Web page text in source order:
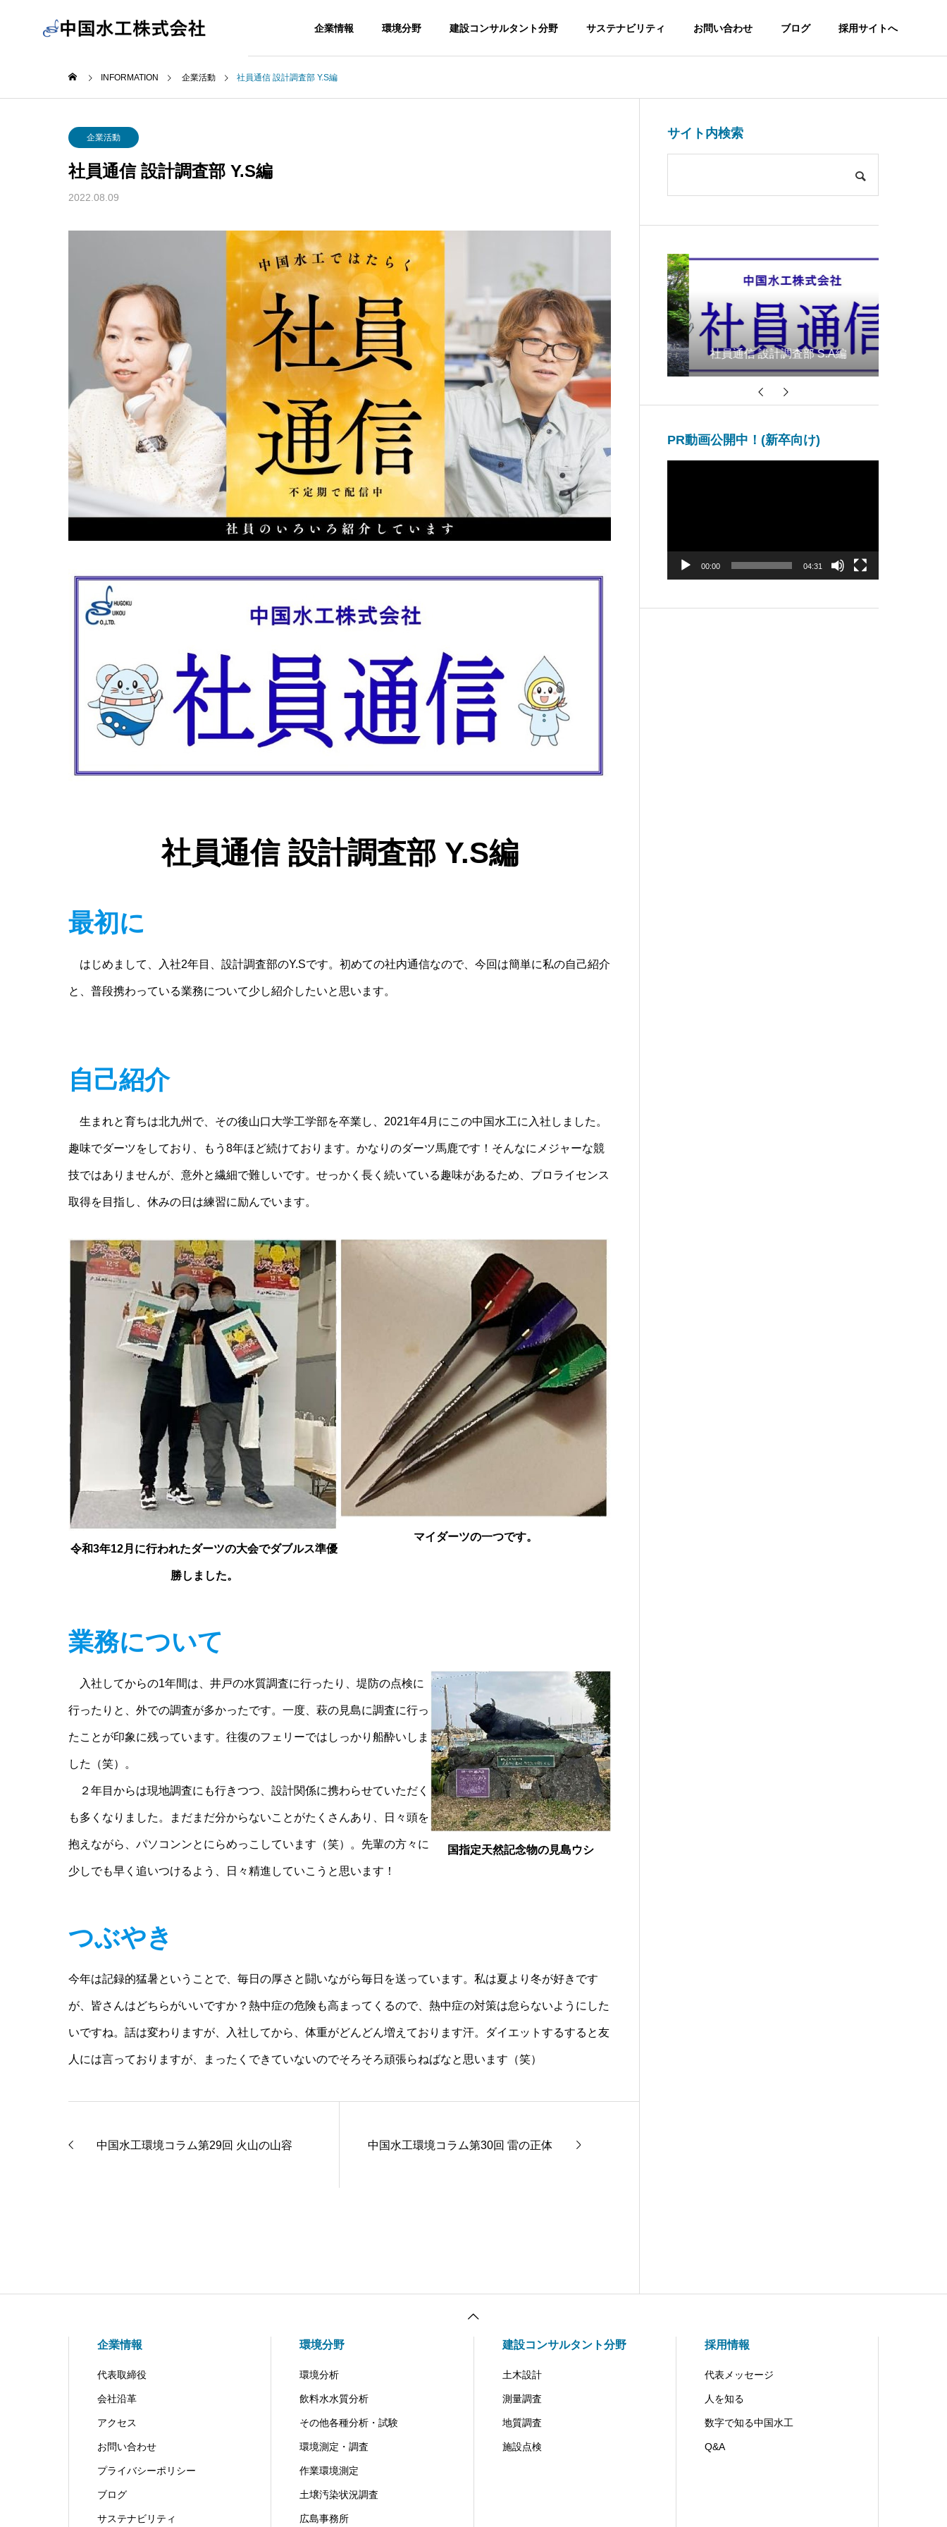
企業情報 環境分野 建設コンサルタント分野 サステナビリティ お問い合わせ ブログ 採用サイトへ
INFORMATION 企業活動 社員通信 設計調査部 Y.S編
企業活動
社員通信 設計調査部 Y.S編
2022.08.09
社員通信 設計調査部 Y.S編
最初に
はじめまして、入社2年目、設計調査部のY.Sです。初めての社内通信なので、今回は簡単に私の自己紹介
と、普段携わっている業務について少し紹介したいと思います。
自己紹介
生まれと育ちは北九州で、その後山口大学工学部を卒業し、2021年4月にこの中国水工に入社しました。
趣味でダーツをしており、もう8年ほど続けております。かなりのダーツ馬鹿です！そんなにメジャーな競
技ではありませんが、意外と繊細で難しいです。せっかく長く続いている趣味があるため、プロライセンス
取得を目指し、休みの日は練習に励んでいます。
令和3年12月に行われたダーツの大会でダブルス準優
勝しました。
マイダーツの一つです。
業務について
入社してからの1年間は、井戸の水質調査に行ったり、堤防の点検に
行ったりと、外での調査が多かったです。一度、萩の見島に調査に行っ
たことが印象に残っています。往復のフェリーではしっかり船酔いしま
した（笑）。
２年目からは現地調査にも行きつつ、設計関係に携わらせていただく
も多くなりました。まだまだ分からないことがたくさんあり、日々頭を
抱えながら、パソコンンとにらめっこしています（笑）。先輩の方々に
少しでも早く追いつけるよう、日々精進していこうと思います！
国指定天然記念物の見島ウシ
つぶやき
今年は記録的猛暑ということで、毎日の厚さと闘いながら毎日を送っています。私は夏より冬が好きです
が、皆さんはどちらがいいですか？熱中症の危険も高まってくるので、熱中症の対策は怠らないようにした
いですね。話は変わりますが、入社してから、体重がどんどん増えております汗。ダイエットするすると友
人には言っておりますが、まったくできていないのでそろそろ頑張らねばなと思います（笑）
中国水工環境コラム第29回 火山の山容 中国水工環境コラム第30回 雷の正体
サイト内検索
中国水工環境コラム第74回 石油
危機と経済合理性
中国水工環境コラム第76回 使用
済み核燃料が辿る長い道のり
社員通信 設計調査部 S.A編
PR動画公開中！(新卒向け)
00:00 04:31
企業情報
代表取締役
会社沿革
アクセス
お問い合わせ
プライバシーポリシー
ブログ
サステナビリティ
環境分野
環境分析
飲料水水質分析
その他各種分析・試験
環境測定・調査
作業環境測定
土壌汚染状況調査
広島事務所
建設コンサルタント分野
土木設計
測量調査
地質調査
施設点検
採用情報
代表メッセージ
人を知る
数字で知る中国水工
Q&A